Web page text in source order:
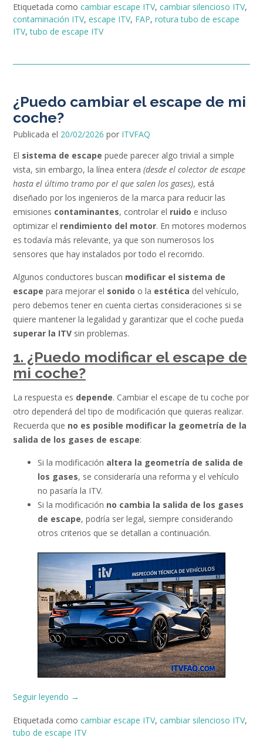
en
los
vehículos»
Etiquetada como cambiar escape ITV, cambiar silencioso ITV,
contaminación ITV, escape ITV, FAP, rotura tubo de escape
ITV,tubo de escape ITV
¿Puedo cambiar el escape de mi
coche?
Publicada el 20/02/2026 por ITVFAQ
El sistema de escape puede parecer algo trivial a simple
vista, sin embargo, la línea entera (desde el colector de escape
hasta el último tramo por el que salen los gases), está
diseñado por los ingenieros de la marca para reducir las
emisiones contaminantes, controlar el ruido e incluso
optimizar el rendimiento del motor. En motores modernos
es todavía más relevante, ya que son numerosos los
sensores que hay instalados por todo el recorrido.
Algunos conductores buscan modificar el sistema de
escape para mejorar el sonido o la estética del vehículo,
pero debemos tener en cuenta ciertas consideraciones si se
quiere mantener la legalidad y garantizar que el coche pueda
superar la ITV sin problemas.
1. ¿Puedo modificar el escape de
mi coche?
La respuesta es depende. Cambiar el escape de tu coche por
otro dependerá del tipo de modificación que quieras realizar.
Recuerda que no es posible modificar la geometría de la
salida de los gases de escape:
Si la modificación altera la geometría de salida de
los gases, se consideraría una reforma y el vehículo
no pasaría la ITV.
Si la modificación no cambia la salida de los gases
de escape, podría ser legal, siempre considerando
otros criterios que se detallan a continuación.
Seguir leyendo «¿Puedo
el
escape
→
Etiquetada como cambiar escape ITV, cambiar silencioso ITV,
tubo de escape ITV